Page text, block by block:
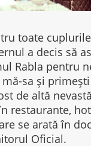
toate
a decis să
Rabla pentru
sa și
de altă
restaurante,
se arată în
Oficial.